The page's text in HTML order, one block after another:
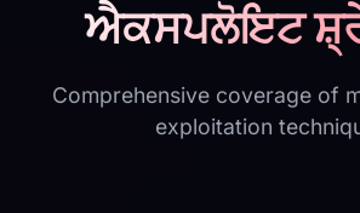
ਐਕਸਪਲੋਇਟ
Comprehensive coverage of
exploitation